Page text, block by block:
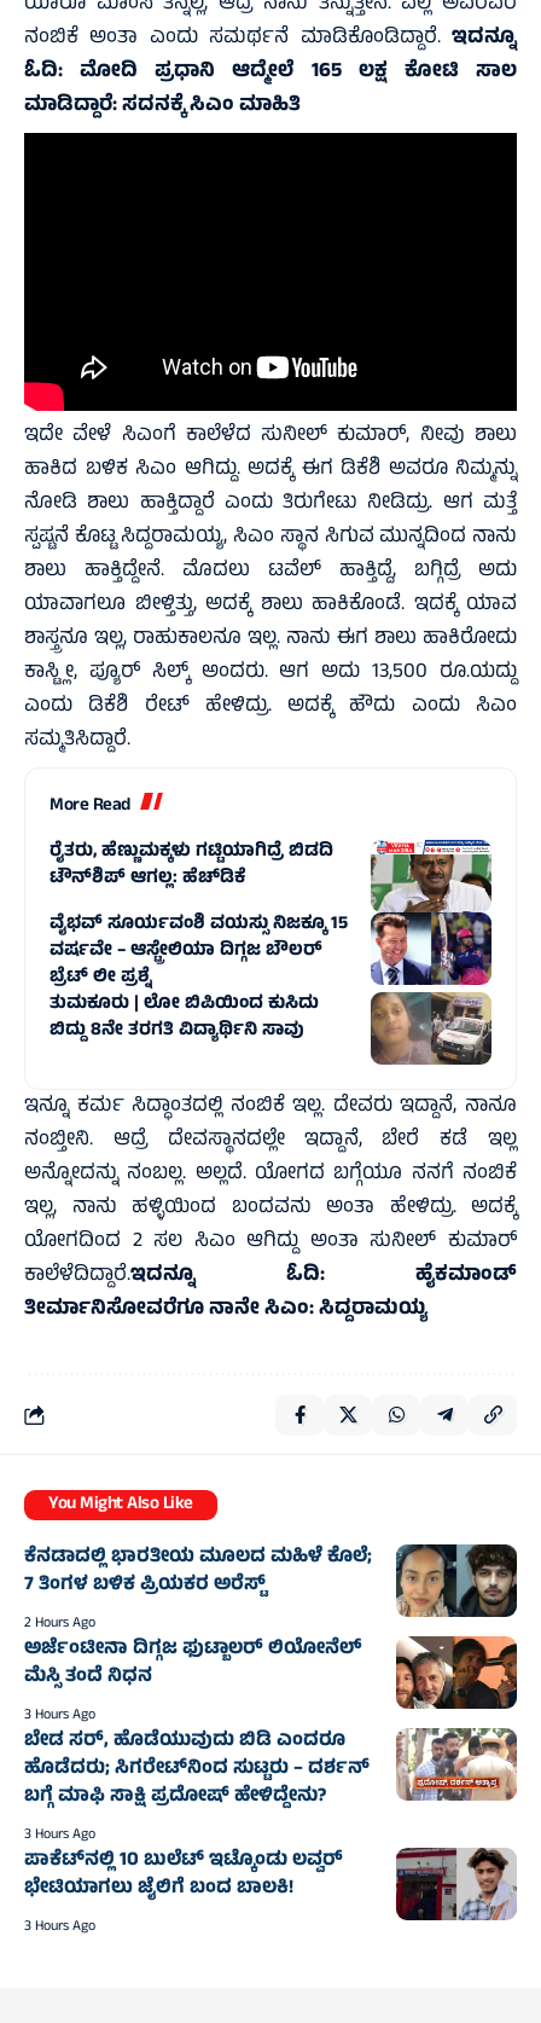
ನಂಬಿಕೆ ಅಂತಾ ಎಂದು ಸಮರ್ಥನೆ ಮಾಡಿಕೊಂಡಿದ್ದಾರೆ.ಇದನ್ನೂ
ಓದಿ:ಮೋದಿ ಪ್ರಧಾನಿ ಆದ್ಮೇಲೆ 165 ಲಕ್ಷ ಕೋಟಿ ಸಾಲ
ಮಾಡಿದ್ದಾರೆ: ಸದನಕ್ಕೆ ಸಿಎಂ ಮಾಹಿತಿ
ಇದೇ ವೇಳೆ ಸಿಎಂಗೆ ಕಾಲೆಳೆದ ಸುನೀಲ್ ಕುಮಾರ್, ನೀವು ಶಾಲು
ಹಾಕಿದ ಬಳಿಕ ಸಿಎಂ ಆಗಿದ್ದು. ಅದಕ್ಕೆ ಈಗ ಡಿಕೆಶಿ ಅವರೂ ನಿಮ್ಮನ್ನು
ನೋಡಿ ಶಾಲು ಹಾಕ್ತಿದ್ದಾರೆ ಎಂದು ತಿರುಗೇಟು ನೀಡಿದ್ರು. ಆಗ ಮತ್ತೆ
ಸ್ಪಷ್ಟನೆ ಕೊಟ್ಟ ಸಿದ್ದರಾಮಯ್ಯ, ಸಿಎಂ ಸ್ಥಾನ ಸಿಗುವ ಮುನ್ನದಿಂದ ನಾನು
ಶಾಲು ಹಾಕ್ತಿದ್ದೇನೆ. ಮೊದಲು ಟವೆಲ್ ಹಾಕ್ತಿದ್ದೆ, ಬಗ್ಗಿದ್ರೆ ಅದು
ಯಾವಾಗಲೂ ಬೀಳ್ತಿತ್ತು, ಅದಕ್ಕೆ ಶಾಲು ಹಾಕಿಕೊಂಡೆ. ಇದಕ್ಕೆ ಯಾವ
ಶಾಸ್ತ್ರನೂ ಇಲ್ಲ, ರಾಹುಕಾಲನೂ ಇಲ್ಲ. ನಾನು ಈಗ ಶಾಲು ಹಾಕಿರೋದು
ಕಾಸ್ಟ್ಲೀ, ಪ್ಯೂರ್ ಸಿಲ್ಕ್ ಅಂದರು. ಆಗ ಅದು 13,500 ರೂ.ಯದ್ದು
ಎಂದು ಡಿಕೆಶಿ ರೇಟ್ ಹೇಳಿದ್ರು. ಅದಕ್ಕೆ ಹೌದು ಎಂದು ಸಿಎಂ
ಸಮ್ಮತಿಸಿದ್ದಾರೆ.
More Read
ರೈತರು, ಹೆಣ್ಣುಮಕ್ಕಳು ಗಟ್ಟಿಯಾಗಿದ್ರೆ ಬಿಡದಿ
ಟೌನ್‌ಶಿಪ್ ಆಗಲ್ಲ: ಹೆಚ್‌ಡಿಕೆ
ವೈಭವ್ ಸೂರ್ಯವಂಶಿ ವಯಸ್ಸು ನಿಜಕ್ಕೂ 15
ವರ್ಷವೇ – ಆಸ್ಟ್ರೇಲಿಯಾ ದಿಗ್ಗಜ ಬೌಲರ್
ಬ್ರೆಟ್ ಲೀ ಪ್ರಶ್ನೆ
ತುಮಕೂರು | ಲೋ ಬಿಪಿಯಿಂದ ಕುಸಿದು
ಬಿದ್ದು 8ನೇ ತರಗತಿ ವಿದ್ಯಾರ್ಥಿನಿ ಸಾವು
ಇನ್ನೂ ಕರ್ಮ ಸಿದ್ಧಾಂತದಲ್ಲಿ ನಂಬಿಕೆ ಇಲ್ಲ. ದೇವರು ಇದ್ದಾನೆ, ನಾನೂ
ನಂಬ್ತೀನಿ. ಆದ್ರೆ ದೇವಸ್ಥಾನದಲ್ಲೇ ಇದ್ದಾನೆ, ಬೇರೆ ಕಡೆ ಇಲ್ಲ
ಅನ್ನೋದನ್ನು ನಂಬಲ್ಲ. ಅಲ್ಲದೆ. ಯೋಗದ ಬಗ್ಗೆಯೂ ನನಗೆ ನಂಬಿಕೆ
ಇಲ್ಲ, ನಾನು ಹಳ್ಳಿಯಿಂದ ಬಂದವನು ಅಂತಾ ಹೇಳಿದ್ರು. ಅದಕ್ಕೆ
ಯೋಗದಿಂದ 2 ಸಲ ಸಿಎಂ ಆಗಿದ್ದು ಅಂತಾ ಸುನೀಲ್ ಕುಮಾರ್
ಕಾಲೆಳೆದಿದ್ದಾರೆ.ಇದನ್ನೂ ಓದಿ: ಹೈಕಮಾಂಡ್
ತೀರ್ಮಾನಿಸೋವರೆಗೂ ನಾನೇ ಸಿಎಂ: ಸಿದ್ದರಾಮಯ್ಯ
You Might Also Like
ಕೆನಡಾದಲ್ಲಿ ಭಾರತೀಯ ಮೂಲದ ಮಹಿಳೆ ಕೊಲೆ;
7 ತಿಂಗಳ ಬಳಿಕ ಪ್ರಿಯಕರ ಅರೆಸ್ಟ್‌
2 Hours Ago
ಅರ್ಜೆಂಟೀನಾ ದಿಗ್ಗಜ ಫುಟ್ಬಾಲರ್‌ ಲಿಯೋನೆಲ್‌
ಮೆಸ್ಸಿ ತಂದೆ ನಿಧನ
3 Hours Ago
ಬೇಡ ಸರ್, ಹೊಡೆಯುವುದು ಬಿಡಿ ಎಂದರೂ
ಹೊಡೆದರು; ಸಿಗರೇಟ್‌ನಿಂದ ಸುಟ್ಟರು – ದರ್ಶನ್‌
ಬಗ್ಗೆ ಮಾಫಿ ಸಾಕ್ಷಿ ಪ್ರದೋಷ್‌ ಹೇಳಿದ್ದೇನು?
3 Hours Ago
ಪಾಕೆಟ್‌ನಲ್ಲಿ 10 ಬುಲೆಟ್‌ ಇಟ್ಕೊಂಡು ಲವ್ವರ್‌
ಭೇಟಿಯಾಗಲು ಜೈಲಿಗೆ ಬಂದ ಬಾಲಕಿ!
3 Hours Ago